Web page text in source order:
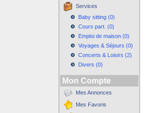
Services
Baby sitting (0)
Cours part. (0)
Emploi de maison (0)
Voyages & Séjours (0)
Concerts & Loisirs (2)
Divers (0)
Mon Compte
Mes Annonces
Mes Favoris